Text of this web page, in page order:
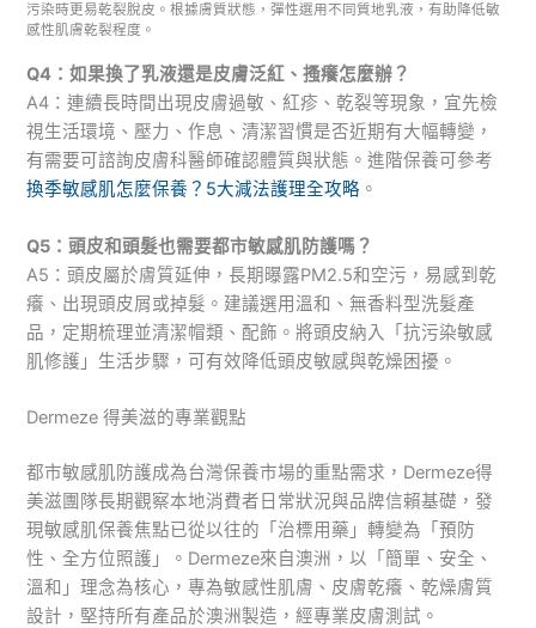
污染時更易乾裂脫皮。根據膚質狀態，彈性選用不同質地乳液，有助降低敏
感性肌膚乾裂程度。
Q4：如果換了乳液還是皮膚泛紅、搔癢怎麼辦？
A4：連續長時間出現皮膚過敏、紅疹、乾裂等現象，宜先檢
視生活環境、壓力、作息、清潔習慣是否近期有大幅轉變，
有需要可諮詢皮膚科醫師確認體質與狀態。進階保養可參考
換季敏感肌怎麼保養？5大減法護理全攻略 。
Q5：頭皮和頭髮也需要都市敏感肌防護嗎？
A5：頭皮屬於膚質延伸，長期曝露PM2.5和空污，易感到乾
癢、出現頭皮屑或掉髮。建議選用溫和、無香料型洗髮產
品，定期梳理並清潔帽類、配飾。將頭皮納入「抗污染敏感
肌修護」生活步驟，可有效降低頭皮敏感與乾燥困擾。
Dermeze 得美滋的專業觀點
都市敏感肌防護成為台灣保養市場的重點需求，Dermeze得
美滋團隊長期觀察本地消費者日常狀況與品牌信賴基礎，發
現敏感肌保養焦點已從以往的「治標用藥」轉變為「預防
性、全方位照護」。Dermeze來自澳洲，以「簡單、安全、
溫和」理念為核心，專為敏感性肌膚、皮膚乾癢、乾燥膚質
設計，堅持所有產品於澳洲製造，經專業皮膚測試。